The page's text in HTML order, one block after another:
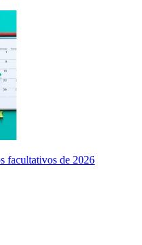
facultativos de 2026